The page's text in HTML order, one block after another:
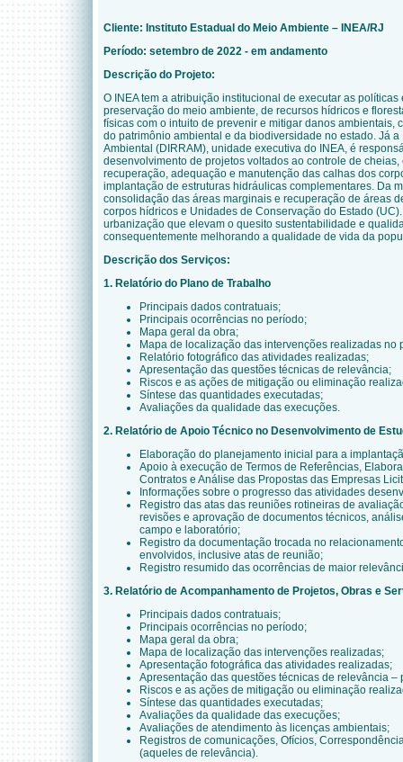
Cliente: Instituto Estadual do Meio Ambiente – INEA/RJ
Período: setembro de 2022 - em andamento
Descrição do Projeto:
O INEA tem a atribuição institucional de executar as
preservação do meio ambiente, de recursos hídricos e
físicas com o intuito de prevenir e mitigar danos ambientais,
do patrimônio ambiental e da biodiversidade no estado. Já
Ambiental (DIRRAM), unidade executiva do INEA, é
desenvolvimento de projetos voltados ao controle de
recuperação, adequação e manutenção das calhas dos
implantação de estruturas hidráulicas complementares. Da
consolidação das áreas marginais e recuperação de áreas
corpos hídricos e Unidades de Conservação do Estado
urbanização que elevam o quesito sustentabilidade e
consequentemente melhorando a qualidade de vida da
Descrição dos Serviços:
1. Relatório do Plano de Trabalho
Principais dados contratuais;
Principais ocorrências no período;
Mapa geral da obra;
Mapa de localização das intervenções realizadas no
Relatório fotográfico das atividades realizadas;
Apresentação das questões técnicas de relevância;
Riscos e as ações de mitigação ou eliminação
Síntese das quantidades executadas;
Avaliações da qualidade das execuções.
2. Relatório de Apoio Técnico no Desenvolvimento de
Elaboração do planejamento inicial para a
Apoio à execução de Termos de Referências,
Contratos e Análise das Propostas das Empresas
Informações sobre o progresso das atividades
Registro das atas das reuniões rotineiras de
revisões e aprovação de documentos técnicos,
campo e laboratório;
Registro da documentação trocada no
envolvidos, inclusive atas de reunião;
Registro resumido das ocorrências de maior
3. Relatório de Acompanhamento de Projetos, Obras e
Principais dados contratuais;
Principais ocorrências no período;
Mapa geral da obra;
Mapa de localização das intervenções realizadas;
Apresentação fotográfica das atividades realizadas;
Apresentação das questões técnicas de relevância –
Riscos e as ações de mitigação ou eliminação
Síntese das quantidades executadas;
Avaliações da qualidade das execuções;
Avaliações de atendimento às licenças ambientais;
Registros de comunicações, Ofícios,
(aqueles de relevância).